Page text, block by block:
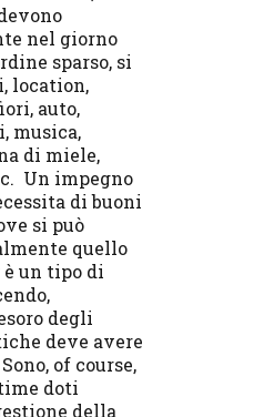
nel giorno
sparso, si
location,
auto,
musica,
di miele,
Un impegno
di buoni
si può
quello
un tipo di
degli
deve avere
of course,
doti
della